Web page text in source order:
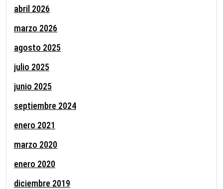
abril 2026
marzo 2026
agosto 2025
julio 2025
junio 2025
septiembre 2024
enero 2021
marzo 2020
enero 2020
diciembre 2019